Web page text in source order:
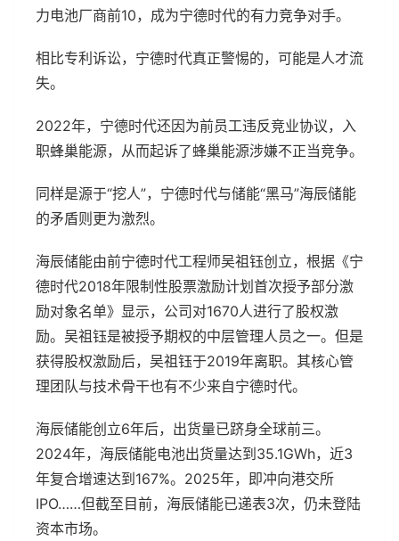
力电池厂商前10，成为宁德时代的有力竞争对手。
相比专利诉讼，宁德时代真正警惕的，可能是人才流
失。
2022年，宁德时代还因为前员工违反竞业协议，入
职蜂巢能源，从而起诉了蜂巢能源涉嫌不正当竞争。
同样是源于“挖人”，宁德时代与储能“黑马”海辰储能
的矛盾则更为激烈。
海辰储能由前宁德时代工程师吴祖钰创立，根据《宁
德时代2018年限制性股票激励计划首次授予部分激
励对象名单》显示，公司对1670人进行了股权激
励。吴祖钰是被授予期权的中层管理人员之一。但是
获得股权激励后，吴祖钰于2019年离职。其核心管
理团队与技术骨干也有不少来自宁德时代。
海辰储能创立6年后，出货量已跻身全球前三。
2024年，海辰储能电池出货量达到35.1GWh，近3
年复合增速达到167%。2025年，即冲向港交所
IPO……但截至目前，海辰储能已递表3次，仍未登陆
资本市场。